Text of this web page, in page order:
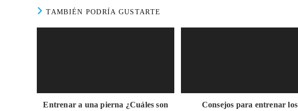
TAMBIÉN PODRÍA GUSTARTE
Entrenar a una pierna ¿Cuáles son
Consejos para entrenar los